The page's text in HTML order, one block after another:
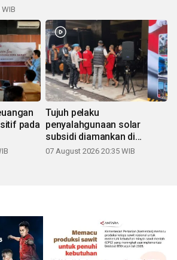
pada
Tujuh pelaku
penyalahgunaan solar
subsidi diamankan di
Sumbar
07 August 2026 20:35 WIB